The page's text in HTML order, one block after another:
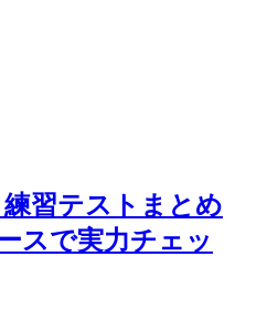
習テストまとめ
スで実力チェッ